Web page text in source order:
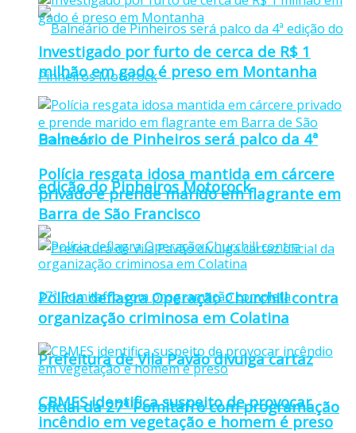
Balneário de Pinheiros será palco da 4ª
edição do Pinheiros Motorock
Prefeitura de Vila Pavão divulga cartaz
oficial da 27ª Pomitafro com programação
Investigado por furto de cerca de R$ 1
milhão em gado é preso em Montanha
Polícia resgata idosa mantida em cárcere
privado e prende marido em flagrante em
Barra de São Francisco
Polícia deflagra Operação Churchill contra
organização criminosa em Colatina
CBMES identifica suspeito de provocar
incêndio em vegetação e homem é preso